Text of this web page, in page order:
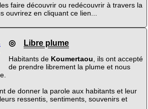
faire découvrir ou redécouvrir à travers la
ouvrirez en cliquant ce lien...
◎ Libre plume
Habitants de Koumertaou, ils ont accepté
de prendre librement la plume et nous
de donner la parole aux habitants et leur
ressentis, sentiments, souvenirs et